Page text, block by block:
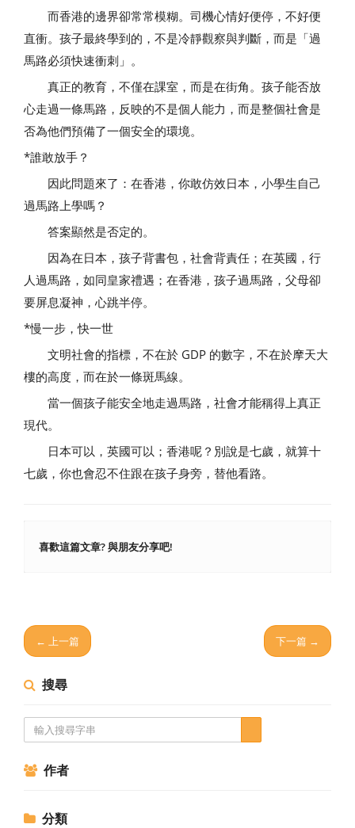
而香港的邊界卻常常模糊。司機心情好便停，不好便
直衝。孩子最終學到的，不是冷靜觀察與判斷，而是「過
馬路必須快速衝刺」。
真正的教育，不僅在課室，而是在街角。孩子能否放
心走過一條馬路，反映的不是個人能力，而是整個社會是
否為他們預備了一個安全的環境。
*誰敢放手？
因此問題來了：在香港，你敢仿效日本，小學生自己
過馬路上學嗎？
答案顯然是否定的。
因為在日本，孩子背書包，社會背責任；在英國，行
人過馬路，如同皇家禮遇；在香港，孩子過馬路，父母卻
要屏息凝神，心跳半停。
*慢一步，快一世
文明社會的指標，不在於 GDP 的數字，不在於摩天大
樓的高度，而在於一條斑馬線。
當一個孩子能安全地走過馬路，社會才能稱得上真正
現代。
日本可以，英國可以；香港呢？別說是七歲，就算十
七歲，你也會忍不住跟在孩子身旁，替他看路。
喜歡這篇文章? 與朋友分享吧!
← 上一篇 下一篇 →
搜尋
作者
分類